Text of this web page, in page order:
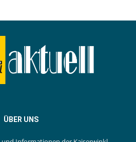
ÜBER UNS